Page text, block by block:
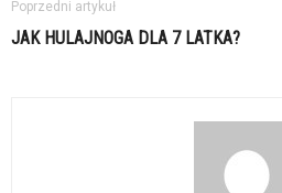
Poprzedni artykuł
JAK HULAJNOGA DLA 7 LATKA?